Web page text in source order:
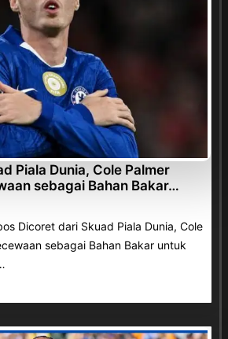
Piala Dunia, Cole Palmer
sebagai Bahan Bakar…
Dicoret dari Skuad Piala Dunia, Cole
sebagai Bahan Bakar untuk